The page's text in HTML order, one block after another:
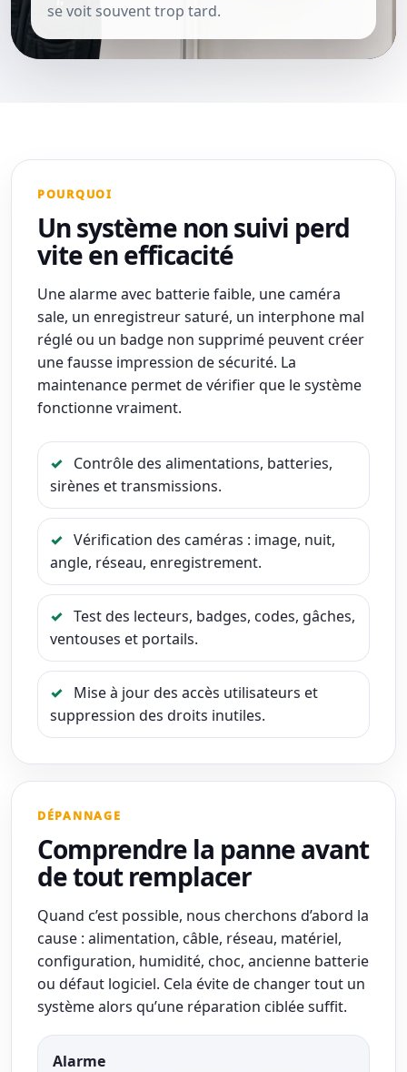
se voit souvent trop tard.
POURQUOI
Un système non suivi perd
vite en efficacité
Une alarme avec batterie faible, une caméra
sale, un enregistreur saturé, un interphone mal
réglé ou un badge non supprimé peuvent créer
une fausse impression de sécurité. La
maintenance permet de vérifier que le système
fonctionne vraiment.
Contrôle des alimentations, batteries,
sirènes et transmissions.
Vérification des caméras : image, nuit,
angle, réseau, enregistrement.
Test des lecteurs, badges, codes, gâches,
ventouses et portails.
Mise à jour des accès utilisateurs et
suppression des droits inutiles.
DÉPANNAGE
Comprendre la panne avant
de tout remplacer
Quand c’est possible, nous cherchons d’abord la
cause : alimentation, câble, réseau, matériel,
configuration, humidité, choc, ancienne batterie
ou défaut logiciel. Cela évite de changer tout un
système alors qu’une réparation ciblée suffit.
Alarme